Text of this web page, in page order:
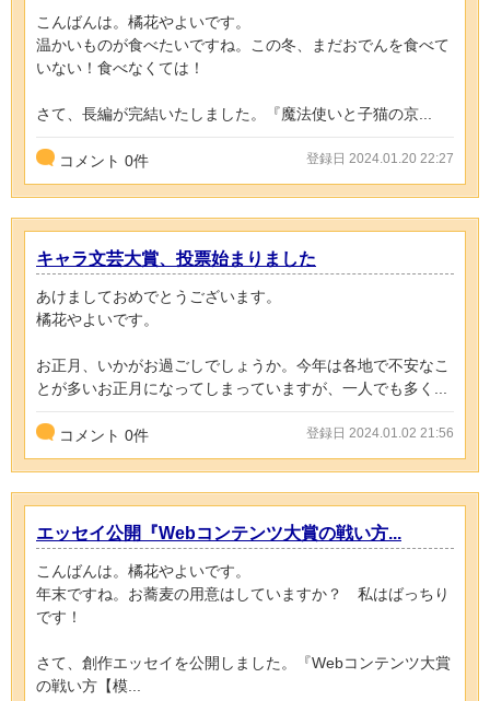
こんばんは。橘花やよいです。
温かいものが食べたいですね。この冬、まだおでんを食べて
いない！食べなくては！
さて、長編が完結いたしました。『魔法使いと子猫の京...
コメント 0件 登録日 2024.01.20 22:27
キャラ文芸大賞、投票始まりました
あけましておめでとうございます。
橘花やよいです。
お正月、いかがお過ごしでしょうか。今年は各地で不安なこ
とが多いお正月になってしまっていますが、一人でも多く...
コメント 0件 登録日 2024.01.02 21:56
エッセイ公開『Webコンテンツ大賞の戦い方...
こんばんは。橘花やよいです。
年末ですね。お蕎麦の用意はしていますか？ 私はばっちり
です！
さて、創作エッセイを公開しました。『Webコンテンツ大賞
の戦い方【模...